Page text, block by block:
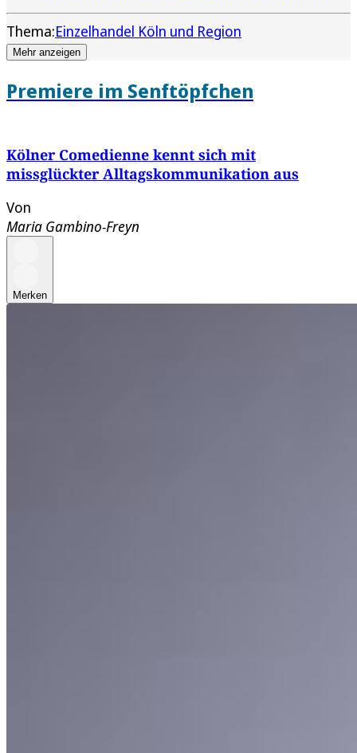
Thema:Einzelhandel Köln und Region
Mehr anzeigen
Premiere im Senftöpfchen
Kölner Comedienne kennt sich mit
missglückter Alltagskommunikation aus
Von
Maria Gambino-Freyn
Merken